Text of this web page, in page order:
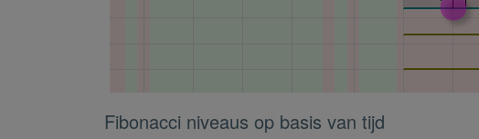
Fibonacci niveaus op basis van tijd